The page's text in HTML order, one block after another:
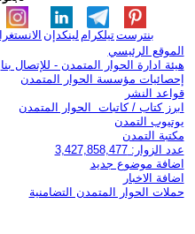
لينكدإن تيلكرامبنترست
الموقع الرئيسي
هيئة ادارة الحوار المتمدن - للإتصال بنا
إحصائيات مؤسسة الحوار المتمدن
قواعد النشر
ابرز كتاب / كاتبات الحوار المتمدن
يوتيوب التمدن
مكتبة التمدن
عدد الزوار: 3,427,858,477
اضافة موضوع جديد
اضافة الاخبار
حملات الحوار المتمدن التضامنية